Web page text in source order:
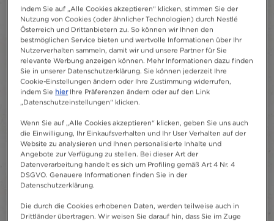
7 Produkte Sort: Am meisten empfohlen
Indem Sie auf „Alle Cookies akzeptieren“ klicken, stimmen Sie der
Nutzung von Cookies (oder ähnlicher Technologien) durch Nestlé
Österreich und Drittanbietern zu. So können wir Ihnen den
bestmöglichen Service bieten und wertvolle Informationen über Ihr
Nutzerverhalten sammeln, damit wir und unsere Partner für Sie
relevante Werbung anzeigen können. Mehr Informationen dazu finden
Sie in unserer Datenschutzerklärung. Sie können jederzeit Ihre
Cookie-Einstellungen ändern oder Ihre Zustimmung widerrufen,
indem Sie hierIhre Präferenzen ändern oder auf den Link
„Datenschutzeinstellungen“ klicken.
Wenn Sie auf „Alle Cookies akzeptieren“ klicken, geben Sie uns auch
die Einwilligung, Ihr Einkaufsverhalten und Ihr User Verhalten auf der
Website zu analysieren und Ihnen personalisierte Inhalte und
Angebote zur Verfügung zu stellen. Bei dieser Art der
Datenverarbeitung handelt es sich um Profiling gemäß Art 4 Nr. 4
DSGVO. Genauere Informationen finden Sie in der
Datenschutzerklärung.
Die durch die Cookies erhobenen Daten, werden teilweise auch in
Drittländer übertragen. Wir weisen Sie darauf hin, dass Sie im Zuge